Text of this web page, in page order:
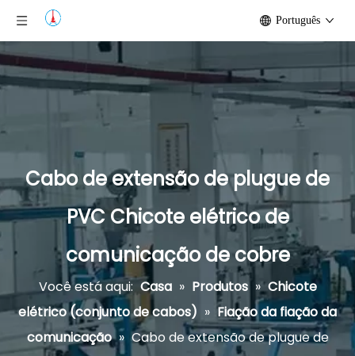
Português
Cabo de extensão de plugue de
PVC Chicote elétrico de
comunicação de cobre
Você está aqui: Casa » Produtos » Chicote
elétrico (conjunto de cabos) » Fiação da fiação da
comunicação » Cabo de extensão de plugue de